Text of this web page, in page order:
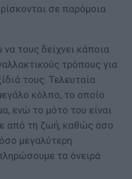
σε παρόμοια
τους δείχνει κάποια
τρόπους για
τους. Τελευταία
κόλπο, το οποίο
ενώ το μότο του είναι
από τη ζωή, καθώς όσο
μεγαλύτερη
τα όνειρά